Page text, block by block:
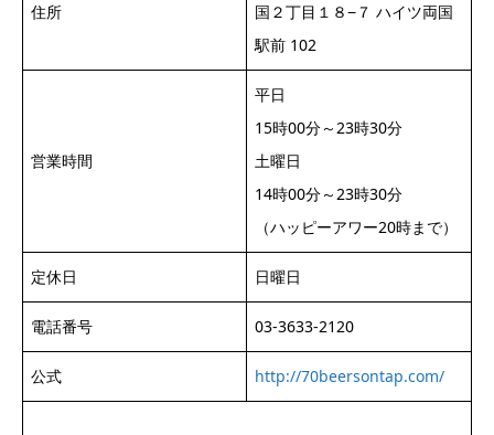
住所
国２丁目１８−７ ハイツ両国
駅前 102
営業時間
平日
15時00分～23時30分
土曜日
14時00分～23時30分
（ハッピーアワー20時まで）
定休日 日曜日
電話番号 03-3633-2120
公式 http://70beersontap.com/